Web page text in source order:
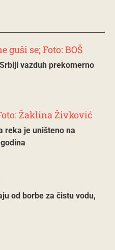
vazduh prekomerno
reka je uništeno na
od borbe za čistu vodu,